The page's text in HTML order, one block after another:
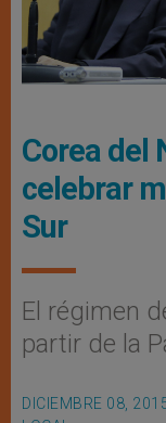
Corea del
celebrar
Sur
El régimen
partir de la
DICIEMBRE 08,